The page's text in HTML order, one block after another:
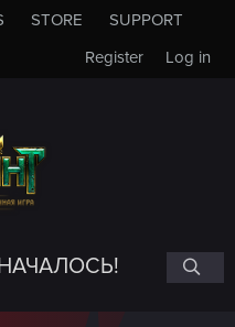
STORE
SUPPORT
Log in
Register